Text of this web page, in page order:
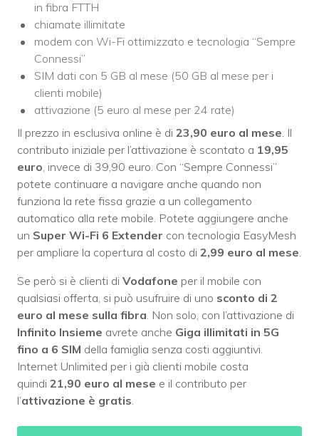
in fibra FTTH
chiamate illimitate
modem con Wi-Fi ottimizzato e tecnologia “Sempre
Connessi”
SIM dati con 5 GB al mese (50 GB al mese per i
clienti mobile)
attivazione (5 euro al mese per 24 rate)
Il prezzo in esclusiva online è di 23,90 euro al mese. Il
contributo iniziale per l’attivazione è scontato a 19,95
euro, invece di 39,90 euro. Con “Sempre Connessi”
potete continuare a navigare anche quando non
funziona la rete fissa grazie a un collegamento
automatico alla rete mobile. Potete aggiungere anche
un Super Wi-Fi 6 Extender con tecnologia EasyMesh
per ampliare la copertura al costo di 2,99 euro al mese.
Se però si è clienti di Vodafone per il mobile con
qualsiasi offerta, si può usufruire di uno sconto di 2
euro al mese sulla fibra. Non solo, con l’attivazione di
Infinito Insieme avrete anche Giga illimitati in 5G
fino a 6 SIM della famiglia senza costi aggiuntivi.
Internet Unlimited per i già clienti mobile costa
quindi 21,90 euro al mese e il contributo per
l’attivazione è gratis.